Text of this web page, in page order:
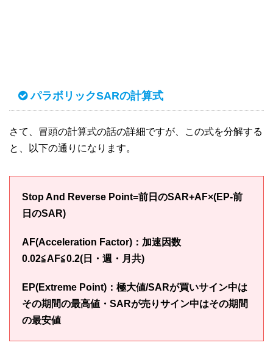
パラボリックSARの計算式
さて、冒頭の計算式の話の詳細ですが、この式を分解する
と、以下の通りになります。
Stop And Reverse Point=前日のSAR+AF×(EP-前
日のSAR)
AF(Acceleration Factor)：加速因数
0.02≦AF≦0.2(日・週・月共)
EP(Extreme Point)：極大値/SARが買いサイン中は
その期間の最高値・SARが売りサイン中はその期間
の最安値